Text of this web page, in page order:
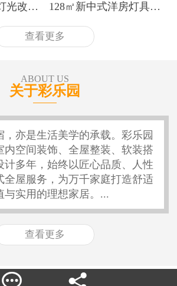
90㎡刚需小户型灯光改造优化案例 128㎡新中式洋房灯具整装落地案例
查看更多
ABOUT US
关于彩乐园
，亦是生活美学的承载。彩乐园
内空间装饰、全屋整装、软装搭
计多年，始终以匠心品质、人性
全屋服务，为万千家庭打造舒适
与实用的理想家居。...
查看更多
 